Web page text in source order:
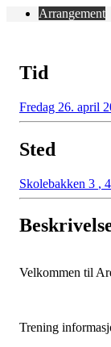
Arrangement
Tid
Fredag 26. april
Sted
Skolebakken 3 ,
Velkommen til
Trening